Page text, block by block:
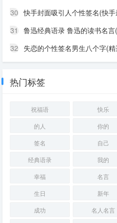
30 快手封面吸引人个性签名(快
31
鲁迅经典语录 鲁迅的读书名
32 失恋的个性签名男生八个字(
热门标签
祝福语 快乐
的人
你的
签名
自己
经典语录
我的
幸福
名言
生日
新年
成功
名人名言